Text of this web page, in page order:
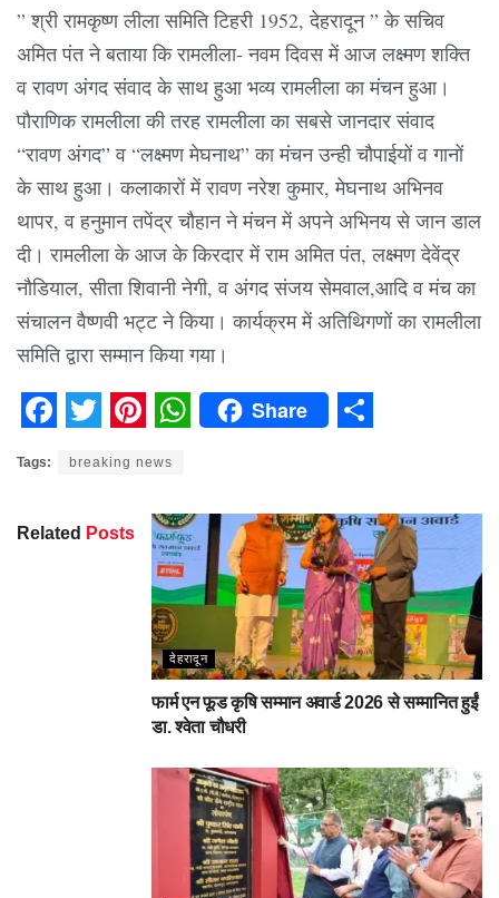
” श्री रामकृष्ण लीला समिति टिहरी 1952, देहरादून ” के सचिव
अमित पंत ने बताया कि रामलीला- नवम दिवस में आज लक्ष्मण शक्ति
व रावण अंगद संवाद के साथ हुआ भव्य रामलीला का मंचन हुआ।
पौराणिक रामलीला की तरह रामलीला का सबसे जानदार संवाद
“रावण अंगद” व “लक्ष्मण मेघनाथ” का मंचन उन्ही चौपाईयों व गानों
के साथ हुआ। कलाकारों में रावण नरेश कुमार, मेघनाथ अभिनव
थापर, व हनुमान तपेंद्र चौहान ने मंचन में अपने अभिनय से जान डाल
दी। रामलीला के आज के किरदार में राम अमित पंत, लक्ष्मण देवेंद्र
नौडियाल, सीता शिवानी नेगी, व अंगद संजय सेमवाल,आदि व मंच का
संचालन वैष्णवी भट्ट ने किया। कार्यक्रम में अतिथिगणों का रामलीला
समिति द्वारा सम्मान किया गया।
Share
Tags: breaking news
Related Posts
देहरादून
फार्म एन फूड कृषि सम्मान अवार्ड 2026 से सम्मानित हुईं
डा. श्वेता चौधरी